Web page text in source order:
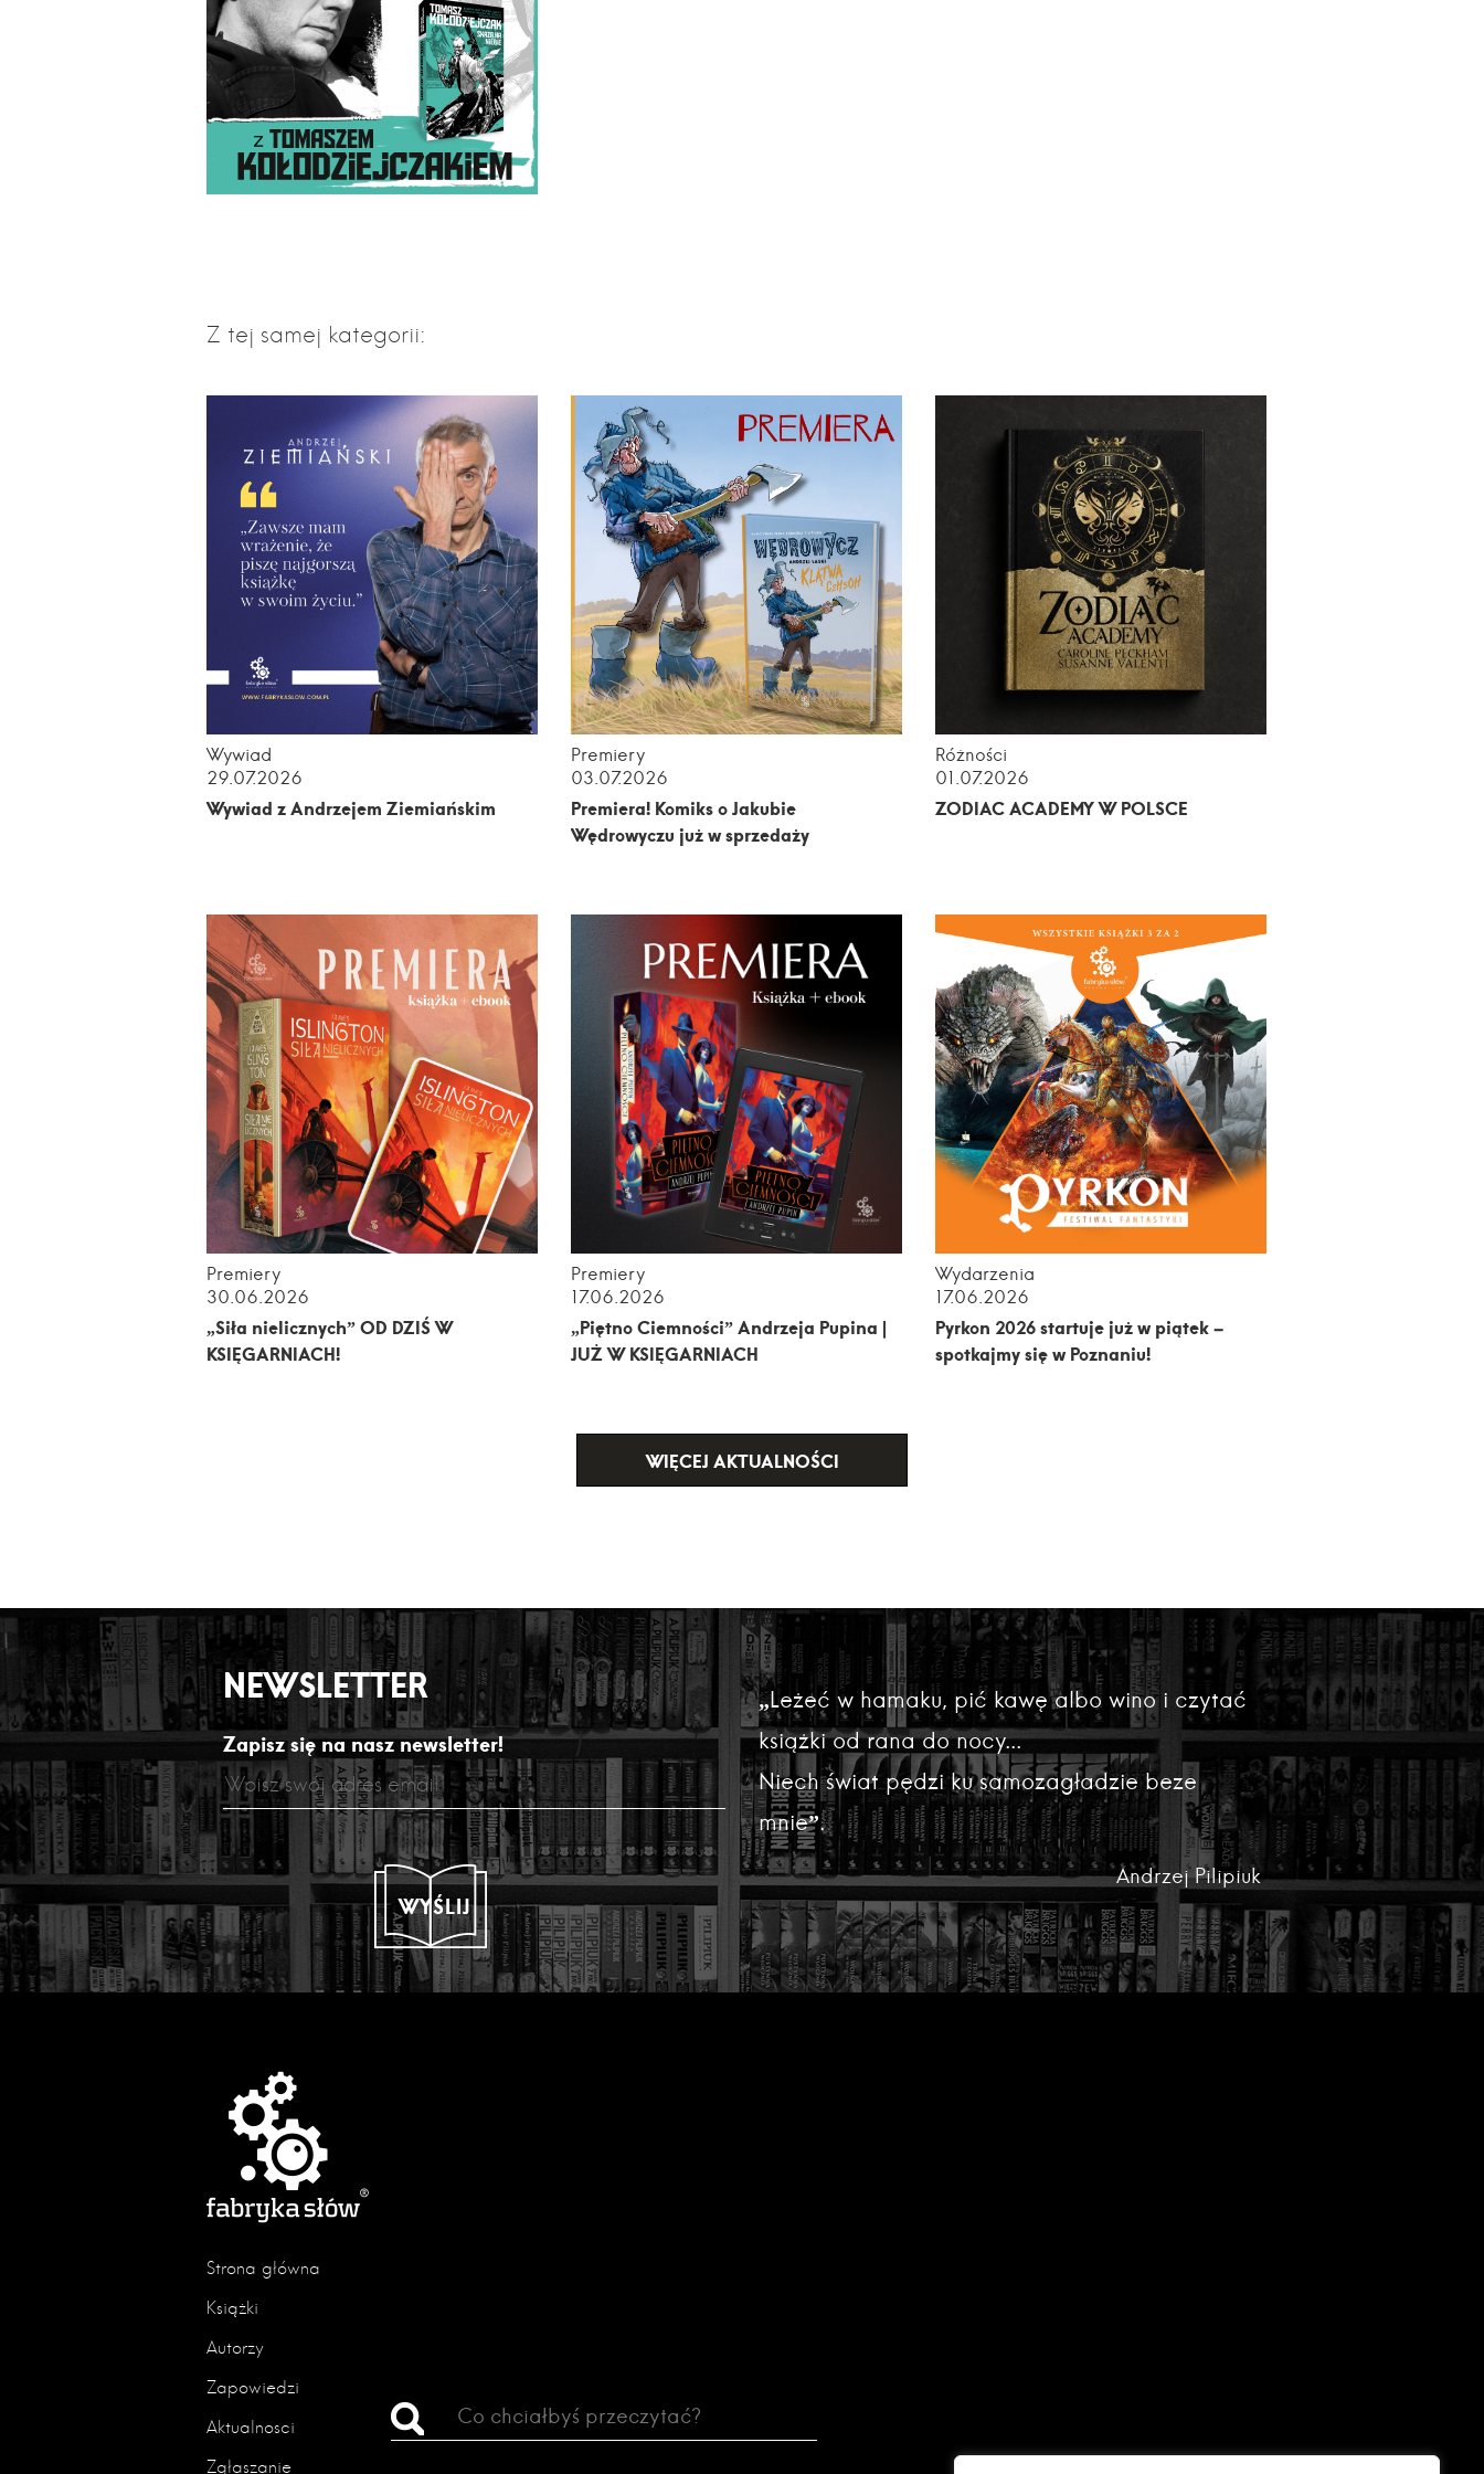
Z tej samej kategorii:
Wywiad
29.07.2026
Wywiad z Andrzejem Ziemiańskim
Premiery
03.07.2026
Premiera! Komiks o Jakubie
Wędrowyczu już w sprzedaży
Różności
01.07.2026
ZODIAC ACADEMY W POLSCE
Premiery
30.06.2026
„Siła nielicznych” OD DZIŚ W
KSIĘGARNIACH!
Premiery
17.06.2026
„Piętno Ciemności” Andrzeja Pupina |
JUŻ W KSIĘGARNIACH
Wydarzenia
17.06.2026
Pyrkon 2026 startuje już w piątek –
spotkajmy się w Poznaniu!
WIĘCEJ AKTUALNOŚCI
NEWSLETTER
Zapisz się na nasz newsletter!
WYŚLIJ
„Leżeć w hamaku, pić kawę albo wino i czytać
książki od rana do nocy...
Niech świat pędzi ku samozagładzie beze
mnie”.
Andrzej Pilipiuk
Strona główna
Książki
Autorzy
Zapowiedzi
Aktualności
Zgłaszanie